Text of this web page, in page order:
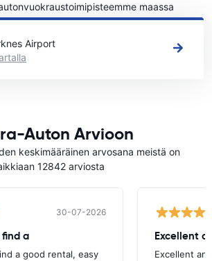
maassa
Airport
Auton Arvioon
keskimääräinen arvosana meistä on
12842 arviosta
30-07-2026
a
a good rental, easy
Excellent
Excellent